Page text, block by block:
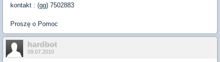
kontakt : (gg) 7502883
Proszę o Pomoc
hardbot
09.07.2010